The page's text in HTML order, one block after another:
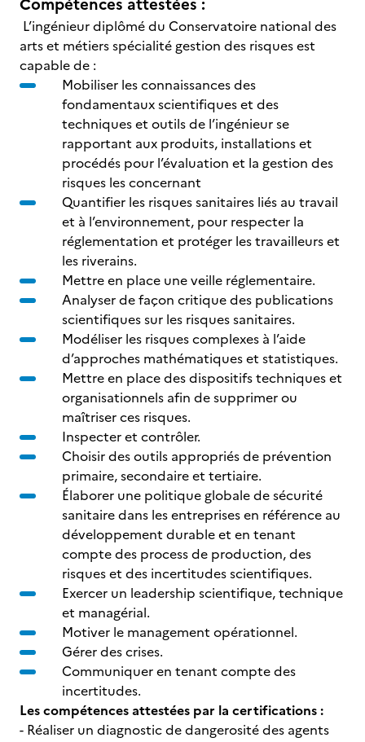
L’ingénieur diplômé du Conservatoire national des
arts et métiers spécialité gestion des risques est
capable de :
Mobiliser les connaissances des
fondamentaux scientifiques et des
techniques et outils de l’ingénieur se
rapportant aux produits, installations et
procédés pour l’évaluation et la gestion des
risques les concernant
Quantifier les risques sanitaires liés au travail
et à l’environnement, pour respecter la
réglementation et protéger les travailleurs et
les riverains.
Mettre en place une veille réglementaire.
Analyser de façon critique des publications
scientifiques sur les risques sanitaires.
Modéliser les risques complexes à l’aide
d’approches mathématiques et statistiques.
Mettre en place des dispositifs techniques et
organisationnels afin de supprimer ou
maîtriser ces risques.
Inspecter et contrôler.
Choisir des outils appropriés de prévention
primaire, secondaire et tertiaire.
Élaborer une politique globale de sécurité
sanitaire dans les entreprises en référence au
développement durable et en tenant
compte des process de production, des
risques et des incertitudes scientifiques.
Exercer un leadership scientifique, technique
et managérial.
Motiver le management opérationnel.
Gérer des crises.
Communiquer en tenant compte des
incertitudes.
Les compétences attestées par la certifications :
- Réaliser un diagnostic de dangerosité des agents